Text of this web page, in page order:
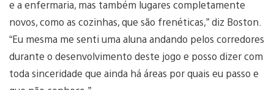
e a enfermaria, mas também lugares completamente
novos, como as cozinhas, que são frenéticas,” diz Boston.
“Eu mesma me senti uma aluna andando pelos corredores
durante o desenvolvimento deste jogo e posso dizer com
toda sinceridade que ainda há áreas por quais eu passo e